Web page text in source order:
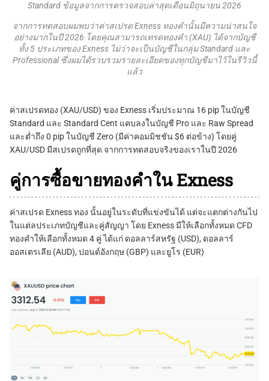
Standard ข้อมูลจากการตรวจสอบล่าสุดเดือนมิถุนายน 2026
จากการทดสอบผมพบว่าค่าสเปรด Exness ทองคำนั้นมีความน่าสนใจ
อย่างมากในปี 2026 โดยคุณสามารถเทรดทองคำ (XAU) ได้จากบัญชี
ทั้ง 5 ประเภทของ Exness ไม่ว่าจะเป็นบัญชีในกลุ่ม Standard และ
Professional ซึ่งผมได้รวบรวมรายละเอียดของทุกบัญชีมาไว้ในรีวิวนี้
แล้ว
ค่าสเปรดทอง (XAU/USD) ของ Exness เริ่มประมาณ 16 pip ในบัญชี
Standard และ Standard Cent แคบลงในบัญชี Pro และ Raw Spread
และต่ำถึง 0 pip ในบัญชี Zero (มีค่าคอมมิชชัน $6 ต่อข้าง) โดยคู่
XAU/USD มีสเปรดถูกที่สุด จากการทดสอบจริงของเราในปี 2026
คู่การซื้อขายทองคำใน Exness
ค่าสเปรด Exness ทอง นั้นอยู่ในระดับที่แข่งขันได้ แต่จะแตกต่างกันไป
ในแต่ลประเภทบัญชีและคู่สัญญา โดย Exness มีให้เลือกทั้งหมด CFD
ทองคำให้เลือกทั้งหมด 4 คู่ ได้แก่ ดอลลาร์สหรัฐ (USD), ดอลลาร์
ออสเตรเลีย (AUD), ปอนด์อังกฤษ (GBP) และยูโร (EUR)